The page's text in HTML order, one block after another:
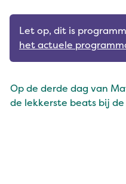
Let op, dit is
het actuele
Op de derde dag van
de lekkerste beats bij